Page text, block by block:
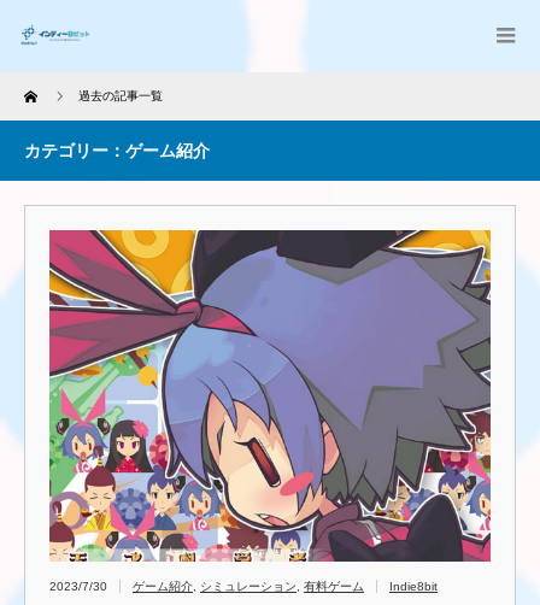
Home 過去の記事一覧
カテゴリー：ゲーム紹介
2023/7/30 ゲーム紹介 シミュレーション 有料ゲーム Indie8bit